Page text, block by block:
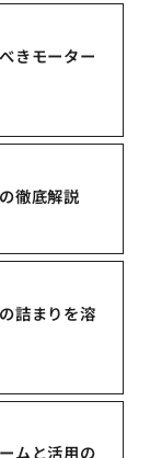
きモーター
徹底解説
詰まりを溶
ムと活用の